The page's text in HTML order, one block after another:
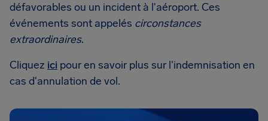
défavorables ou un incident à l'aéroport. Ces
événements sont appelés circonstances
extraordinaires.
Cliquez ici pour en savoir plus sur l'indemnisation en
cas d'annulation de vol.